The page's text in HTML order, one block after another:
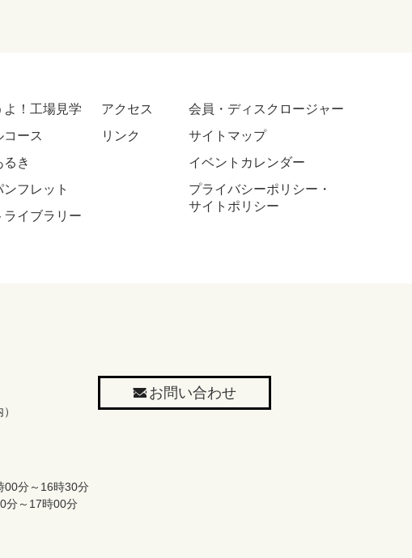
よ！工場見学
コース
るき
フレット
ライブラリー
アクセス
リンク
会員・ディスクロージャー
サイトマップ
イベントカレンダー
プライバシーポリシー・
サイトポリシー
00分～16時30分
分～17時00分
お問い合わせ